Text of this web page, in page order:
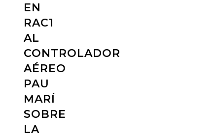
EN
RAC1
AL
CONTROLADOR
AÉREO
PAU
MARÍ
SOBRE
LA